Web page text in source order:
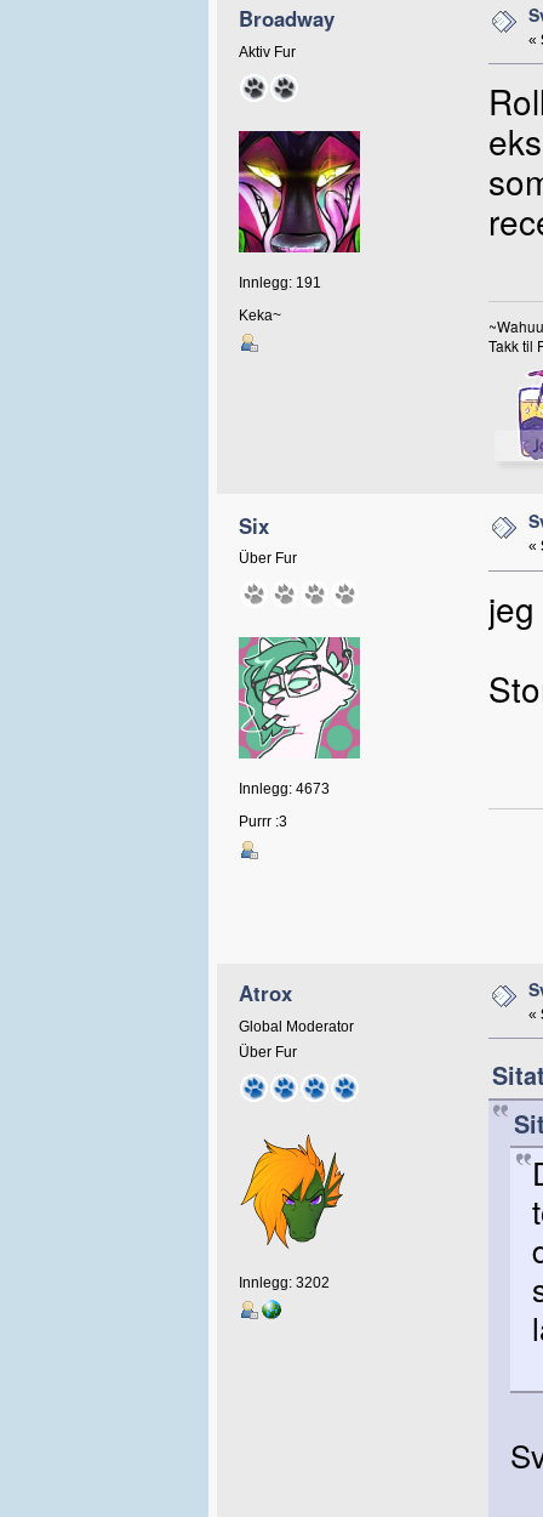
Broadway
Aktiv Fur
Innlegg: 191
Keka~
«
~Wahuu
Takk til
Six
Über Fur
Innlegg: 4673
Purrr :3
«
Atrox
Global Moderator
Über Fur
Innlegg: 3202
«